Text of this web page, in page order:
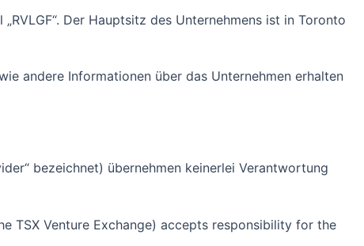
Der Hauptsitz des Unternehmens ist in Toronto
andere Informationen über das Unternehmen erhalten
bezeichnet) übernehmen keinerlei Verantwortung
TSX Venture Exchange) accepts responsibility for the